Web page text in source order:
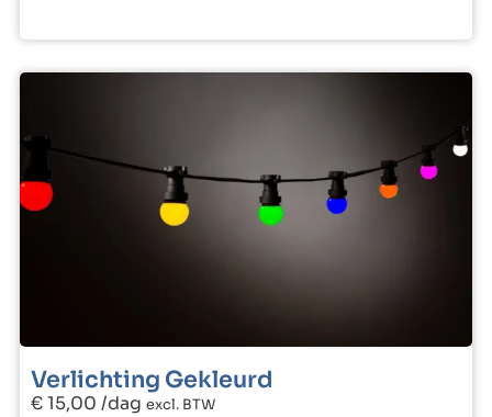
Verlichting Gekleurd
€15,00 /dag excl. BTW